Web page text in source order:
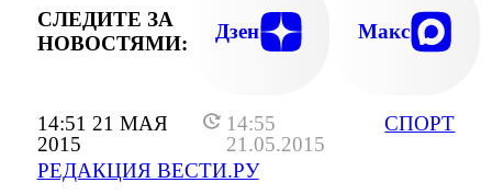
14:51 21 МАЯ
2015
14:55
21.05.2015
РЕДАКЦИЯ ВЕСТИ.РУ
СПОРТ
СЛЕДИТЕ ЗА
НОВОСТЯМИ:
Дзен Макс